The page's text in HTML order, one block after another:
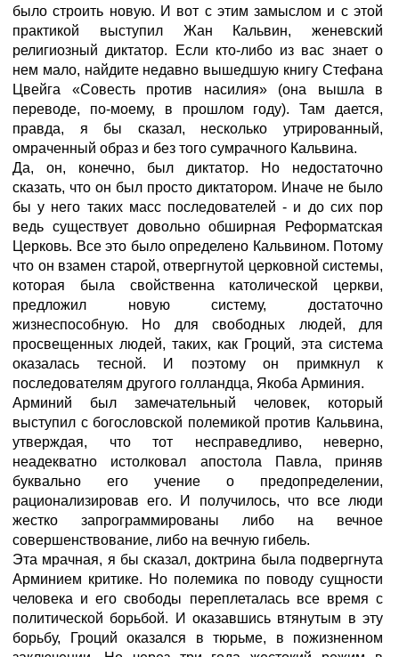
было строить новую. И вот с этим замыслом и с этой
практикой выступил Жан Кальвин, женевский
религиозный диктатор. Если кто-либо из вас знает о
нем мало, найдите недавно вышедшую книгу Стефана
Цвейга «Совесть против насилия» (она вышла в
переводе, по-моему, в прошлом году). Там дается,
правда, я бы сказал, несколько утрированный,
омраченный образ и без того сумрачного Кальвина.
Да, он, конечно, был диктатор. Но недостаточно
сказать, что он был просто диктатором. Иначе не было
бы у него таких масс последователей - и до сих пор
ведь существует довольно обширная Реформатская
Церковь. Все это было определено Кальвином. Потому
что он взамен старой, отвергнутой церковной системы,
которая была свойственна католической церкви,
предложил новую систему, достаточно
жизнеспособную. Но для свободных людей, для
просвещенных людей, таких, как Гроций, эта система
оказалась тесной. И поэтому он примкнул к
последователям другого голландца, Якоба Арминия.
Арминий был замечательный человек, который
выступил с богословской полемикой против Кальвина,
утверждая, что тот несправедливо, неверно,
неадекватно истолковал апостола Павла, приняв
буквально его учение о предопределении,
рационализировав его. И получилось, что все люди
жестко запрограммированы либо на вечное
совершенствование, либо на вечную гибель.
Эта мрачная, я бы сказал, доктрина была подвергнута
Арминием критике. Но полемика по поводу сущности
человека и его свободы переплеталась все время с
политической борьбой. И оказавшись втянутым в эту
борьбу, Гроций оказался в тюрьме, в пожизненном